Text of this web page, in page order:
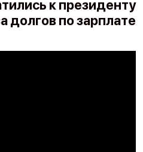
к президенту
долгов по зарплате